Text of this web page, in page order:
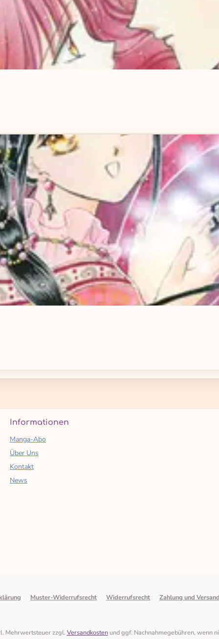
Informationen
Manga-Abo
Über Uns
Kontakt
News
Muster-Widerrufsrecht Widerrufsrecht Zahlung und
Mehrwertsteuer zzgl. Versandkostenund ggf. Nachnahmegebühren, wenn